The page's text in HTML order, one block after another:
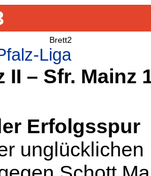
Liga
II – Sfr. Mainz
Erfolgsspur
unglücklichen